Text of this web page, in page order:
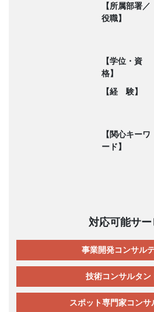
【所属部署／
役職】
【学位・資
格】
【経 験】
【関心キーワ
ード】
対応可能サー
事業開発コンサル
技術コンサルタン
スポット専門家コンサ